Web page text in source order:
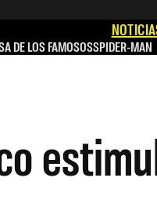
DE LOS FAMOSOSSPIDER-MAN